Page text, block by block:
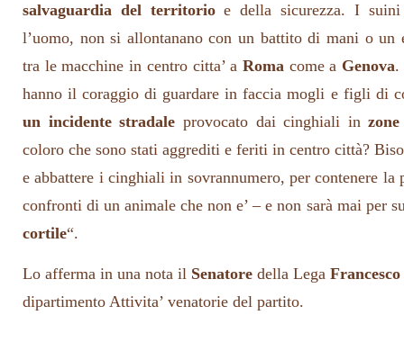
salvaguardia del territorioe della sicurezza. I suini
l’uomo, non si allontanano con un battito di mani o un
tra le macchine in centro citta’ a Roma come a Genova
hanno il coraggio di guardare in faccia mogli e figli di
un incidente stradale provocato dai cinghiali in
coloro che sono stati aggrediti e feriti in centro città?
e abbattere i cinghiali in sovrannumero, per contenere la
confronti di un animale che non e’ – e non sarà mai per
cortile“.
Lo afferma in una nota il Senatore della Lega
dipartimento Attivita’ venatorie del partito.